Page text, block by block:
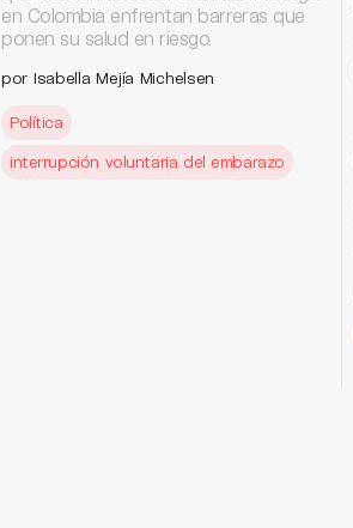
en Colombia enfrentan barreras que
ponen su salud en riesgo.
por Isabella Mejía Michelsen
Política
interrupción voluntaria del embarazo